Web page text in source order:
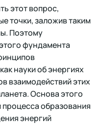
этот вопрос,
точки, заложив таким
Поэтому
фундамента
науки об энергиях
взаимодействий этих
Основа этого
образования
энергий